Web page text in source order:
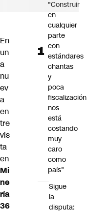
En
un
a
nu
ev
a
en
tre
vis
ta
en
Mi
ne
ría
36
"Construir
en
cualquier
parte
con
estándares
chantas
y
poca
fiscalización
nos
está
costando
muy
caro
como
país"
Sigue
la
disputa: